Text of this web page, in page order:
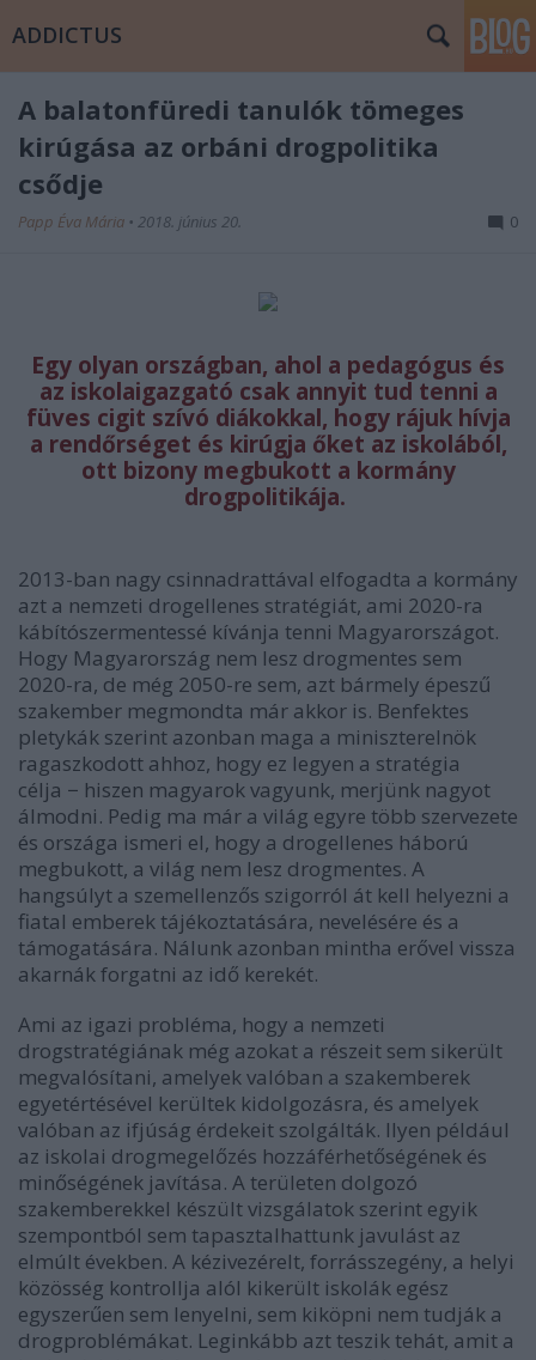
ADDICTUS
A balatonfüredi tanulók tömeges
kirúgása az orbáni drogpolitika
csődje
Papp Éva Mária • 2018. június 20. 0
Egy olyan országban, ahol a pedagógus és
az iskolaigazgató csak annyit tud tenni a
füves cigit szívó diákokkal, hogy rájuk hívja
a rendőrséget és kirúgja őket az iskolából,
ott bizony megbukott a kormány
drogpolitikája.
2013-ban nagy csinnadrattával elfogadta a kormány
azt a nemzeti drogellenes stratégiát, ami 2020-ra
kábítószermentessé kívánja tenni Magyarországot.
Hogy Magyarország nem lesz drogmentes sem
2020-ra, de még 2050-re sem, azt bármely épeszű
szakember megmondta már akkor is. Benfektes
pletykák szerint azonban maga a miniszterelnök
ragaszkodott ahhoz, hogy ez legyen a stratégia
célja − hiszen magyarok vagyunk, merjünk nagyot
álmodni. Pedig ma már a világ egyre több szervezete
és országa ismeri el, hogy a drogellenes háború
megbukott, a világ nem lesz drogmentes. A
hangsúlyt a szemellenzős szigorról át kell helyezni a
fiatal emberek tájékoztatására, nevelésére és a
támogatására. Nálunk azonban mintha erővel vissza
akarnák forgatni az idő kerekét.
Ami az igazi probléma, hogy a nemzeti
drogstratégiának még azokat a részeit sem sikerült
megvalósítani, amelyek valóban a szakemberek
egyetértésével kerültek kidolgozásra, és amelyek
valóban az ifjúság érdekeit szolgálták. Ilyen például
az iskolai drogmegelőzés hozzáférhetőségének és
minőségének javítása. A területen dolgozó
szakemberekkel készült vizsgálatok szerint egyik
szempontból sem tapasztalhattunk javulást az
elmúlt években. A kézivezérelt, forrásszegény, a helyi
közösség kontrollja alól kikerült iskolák egész
egyszerűen sem lenyelni, sem kiköpni nem tudják a
drogproblémákat. Leginkább azt teszik tehát, amit a